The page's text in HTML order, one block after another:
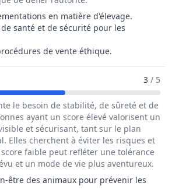
en matière d'élevage.
santé et de sécurité pour les
de vente éthique.
Métier De Eleveur / Eleveuse
3 / 5
le besoin de stabilité, de sûreté et de
ayant un score élevé valorisent un
et sécurisant, tant sur le plan
Elles cherchent à éviter les risques et
faible peut refléter une tolérance
et un mode de vie plus aventureux.
être des animaux pour prévenir les